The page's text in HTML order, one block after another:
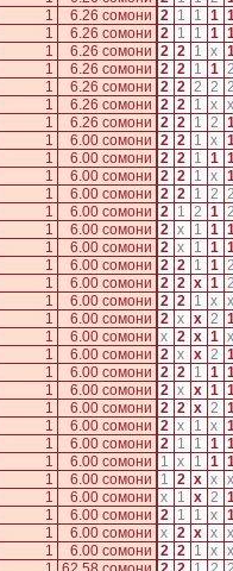
1 6.26 сомони 2 1 1 1
1 6.26 сомони 2 1 1 1
1 6.26 сомони 2 2 1 x
1 6.26 сомони 2 2 1 1
1 6.26 сомони 2 2 2 2
1 6.26 сомони 2 2 1 x x
1 6.26 сомони 2 2 1 2
1 6.00 сомони 2 2 1 x
1 6.00 сомони 2 2 1 1
1 6.00 сомони 2 2 1 x
1 6.00 сомони 2 2 1 2
1 6.00 сомони 2 1 2 1
1 6.00 сомони 2 x 1 1
1 6.00 сомони 2 x 1 1
1 6.00 сомони 2 2 1 1
1 6.00 сомони 2 2 x 1
1 6.00 сомони 2 2 1 x x
1 6.00 сомони 2 x x 2
1 6.00 сомони x 2 x 1 x
1 6.00 сомони 2 x x 2
1 6.00 сомони 2 2 1 1
1 6.00 сомони 2 x x 1
1 6.00 сомони 2 2 x 2
1 6.00 сомони 2 x 1 x
1 6.00 сомони 2 1 1 1
1 6.00 сомони 1 x 1 1
1 6.00 сомони 1 2 x x x
1 6.00 сомони x 1 x 2
1 6.00 сомони 2 1 1 x
1 6.00 сомони x 2 x x x
1 6.00 сомони 2 2 1 x x